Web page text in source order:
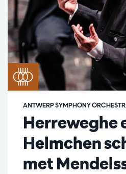
Herreweghe
Helmchen
met
ANTWERP SYMPHONY